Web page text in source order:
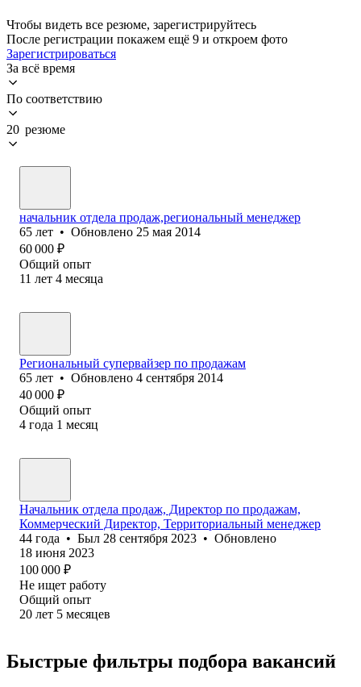
Чтобы видеть все резюме, зарегистрируйтесь
После регистрации покажем ещё 9 и откроем фото
Зарегистрироваться
За всё время
По соответствию
20 резюме
начальник отдела продаж,региональный менеджер
65 лет • Обновлено 25 мая 2014
60 000 ₽
Общий опыт
11 лет 4 месяца
Региональный супервайзер по продажам
65 лет • Обновлено 4 сентября 2014
40 000 ₽
Общий опыт
4 года 1 месяц
Начальник отдела продаж, Директор по продажам,
Коммерческий Директор, Территориальный менеджер
44 года • Был 28 сентября 2023 • Обновлено
18 июня 2023
100 000 ₽
Не ищет работу
Общий опыт
20 лет 5 месяцев
Быстрые фильтры подбора вакансий